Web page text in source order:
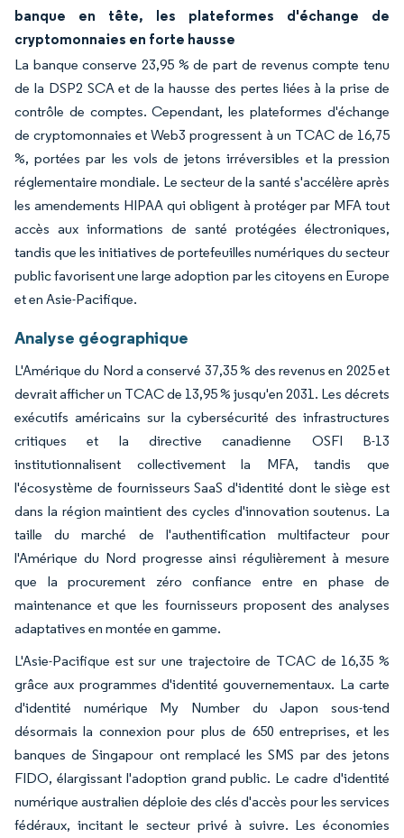
banque en tête, les plateformes d'échange de
cryptomonnaies en forte hausse
La banque conserve 23,95 % de part de revenus compte tenu
de la DSP2 SCA et de la hausse des pertes liées à la prise de
contrôle de comptes. Cependant, les plateformes d'échange
de cryptomonnaies et Web3 progressent à un TCAC de 16,75
%, portées par les vols de jetons irréversibles et la pression
réglementaire mondiale. Le secteur de la santé s'accélère après
les amendements HIPAA qui obligent à protéger par MFA tout
accès aux informations de santé protégées électroniques,
tandis que les initiatives de portefeuilles numériques du secteur
public favorisent une large adoption par les citoyens en Europe
et en Asie-Pacifique.
Analyse géographique
L'Amérique du Nord a conservé 37,35 % des revenus en 2025 et
devrait afficher un TCAC de 13,95 % jusqu'en 2031. Les décrets
exécutifs américains sur la cybersécurité des infrastructures
critiques et la directive canadienne OSFI B-13
institutionnalisent collectivement la MFA, tandis que
l'écosystème de fournisseurs SaaS d'identité dont le siège est
dans la région maintient des cycles d'innovation soutenus. La
taille du marché de l'authentification multifacteur pour
l'Amérique du Nord progresse ainsi régulièrement à mesure
que la procurement zéro confiance entre en phase de
maintenance et que les fournisseurs proposent des analyses
adaptatives en montée en gamme.
L'Asie-Pacifique est sur une trajectoire de TCAC de 16,35 %
grâce aux programmes d'identité gouvernementaux. La carte
d'identité numérique My Number du Japon sous-tend
désormais la connexion pour plus de 650 entreprises, et les
banques de Singapour ont remplacé les SMS par des jetons
FIDO, élargissant l'adoption grand public. Le cadre d'identité
numérique australien déploie des clés d'accès pour les services
fédéraux, incitant le secteur privé à suivre. Les économies